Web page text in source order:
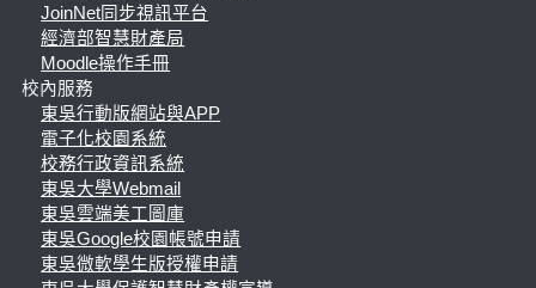
JoinNet同步視訊平台
經濟部智慧財產局
Moodle操作手冊
校內服務
東吳行動版網站與APP
電子化校園系統
校務行政資訊系統
東吳大學Webmail
東吳雲端美工圖庫
東吳Google校園帳號申請
東吳微軟學生版授權申請